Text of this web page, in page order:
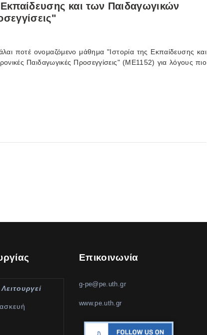
και των Παιδαγωγικών
ποτέ ονομαζόμενο μάθημα "Ιστορία της Εκπαίδευσης και
Παιδαγωγικές Προσεγγίσεις" (ΜΕ1152) για λόγους πιο
Επικοινωνία
g-pe@pe.uth.gr
www.pe.uth.gr